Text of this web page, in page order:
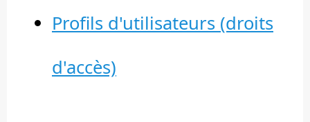
Profils d'utilisateurs (droits
d'accès)